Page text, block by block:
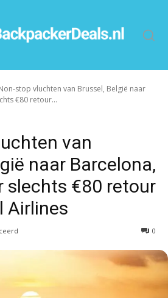
stop vluchten van Brussel, België naar
€80 retour...
van
naar Barcelona,
slechts €80 retour
Airlines
0